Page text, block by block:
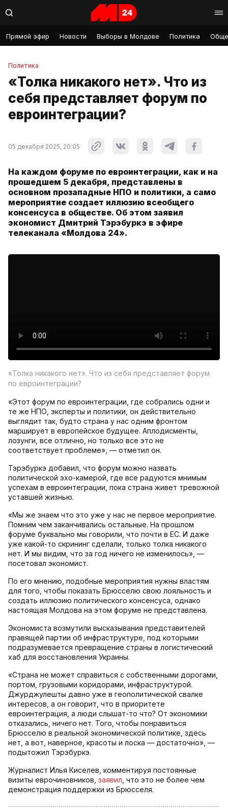
Прямой эфир Новости Выборы в Молдове Политика
Политика
«Толка никакого нет». Что из
себя представляет форум по
евроинтеграции?
05 декабря 2025, 20:05
На каждом форуме по евроинтеграции, как и на
прошедшем 5 декабря, представлены в
основном прозападные НПО и политики, а само
мероприятие создает иллюзию всеобщего
консенсуса в обществе. Об этом заявил
экономист Дмитрий Тэрэбуркэ в эфире
телеканала «Молдова 24».
«Толка никакого нет». Что из себя представляет форум
по евроинтеграции?
«Этот форум по евроинтеграции, где собрались одни и
те же НПО, эксперты и политики, он действительно
выглядит так, будто страна у нас одним фронтом
марширует в европейское будущее. Аплодисменты,
лозунги, все отлично, но только все это не
соответствует проблеме», — отметил он.
Тэрэбуркэ добавил, что форум можно назвать
политической эхо-камерой, где все радуются мнимым
успехам в евроинтеграции, пока страна живет тревожной
уставшей жизнью.
«Мы же знаем что это уже у нас не первое мероприятие.
Помним чем заканчивались остальные. На прошлом
форуме буквально мы говорили, что почти в ЕС. И даже
уже какой-то скрининг сделали, только толка никакого
нет. И мы видим, что за год ничего не изменилось», —
посетовал экономист.
По его мнению, подобные мероприятия нужны властям
для того, чтобы показать Брюсселю свою лояльность и
создать иллюзию политического консенсуса, однако
настоящая Молдова на этом форуме не представлена.
Экономиста возмутили высказывания представителей
правящей партии об инфраструктуре, под которыми
подразумевается превращение страны в логистический
хаб для восстановления Украины.
«Страна не может справиться с собственными дорогами,
портом, грузовыми коридорами, инфраструктурой.
Джурджулешты давно уже в геополитической свалке
интересов, а он говорит, что в приоритете
евроинтеграция, а люди слышат-то что? От экономики
отказались, ничего нет. Того, чтобы понравиться
Брюсселю в реальной экономической политике, здесь
нет, а вот, наверное, красоты и лоска — достаточно», —
подытожил Тэрэбуркэ.
Журналист Илья Киселев, комментируя постоянные
визиты еврочиновников, заявил , что это не более чем
демонстрация поддержки из Брюсселя.